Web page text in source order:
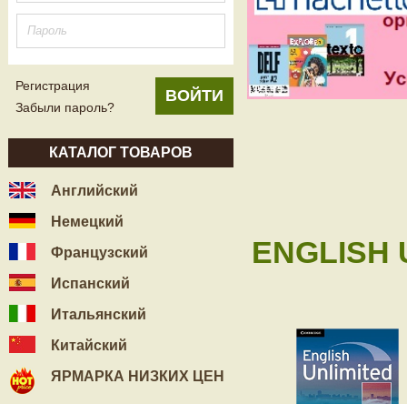
Регистрация
Забыли пароль?
КАТАЛОГ ТОВАРОВ
Английский
Немецкий
Французский
Испанский
Итальянский
Китайский
ЯРМАРКА НИЗКИХ ЦЕН
ENGLISH